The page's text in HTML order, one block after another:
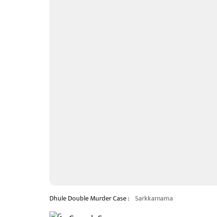
Dhule Double Murder Case : Sarkkarnama